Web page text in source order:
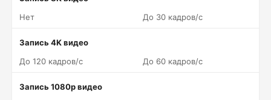
Нет
До 30 кадров/c
Запись 4K видео
До 120 кадров/c
До 60 кадров/c
Запись 1080p видео